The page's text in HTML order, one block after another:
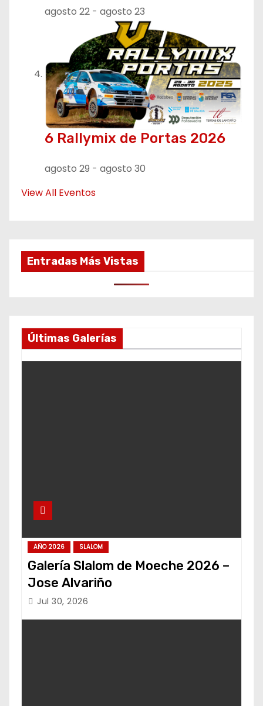
agosto 22 - agosto 23
6 Rallymix de Portas 2026
agosto 29 - agosto 30
View All Eventos
Entradas Más Vistas
Últimas Galerías
AÑO 2026 SLALOM
Galería Slalom de Moeche 2026 –
Jose Alvariño
Jul 30, 2026